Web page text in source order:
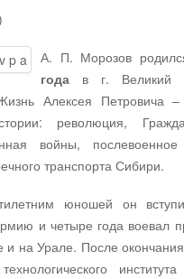
А. П. Морозов
года в г. Великий
Алексея Петровича
революция,
войны,
транспорта Сибири.
юношей он
и четыре года воевал
и на Урале. После